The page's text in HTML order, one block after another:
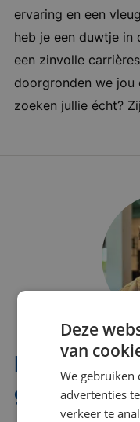
ervaring en een
heb je een duwtje in
een zinvolle
doorgronden we jou
zoeken jullie écht?
Interesse?
graag
Deze
van
We gebruiken
advertenties
verkeer te